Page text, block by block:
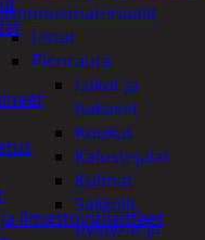
Listat
Pienrauta
Lukot ja
hakaset
Koukut
Kalustejalat
Kulmat
Sakkelit,
pylpyrät ja
Ilmastointilaitteet